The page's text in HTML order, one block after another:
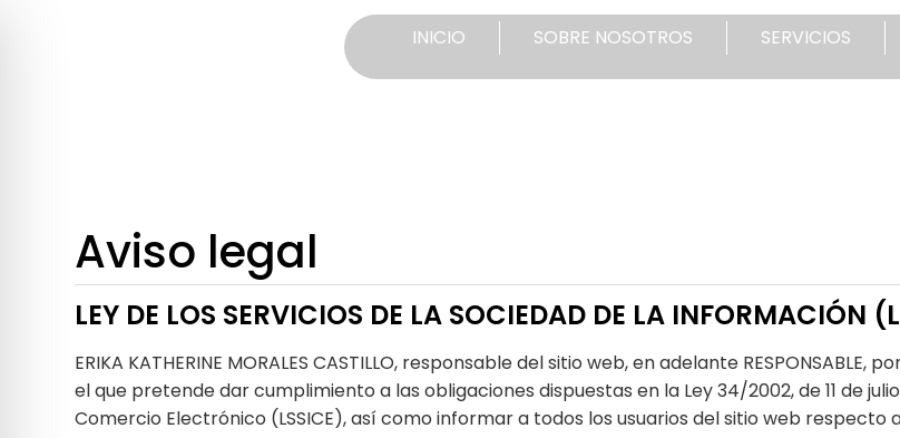
INICIO SOBRE NOSOTROS SERVICIOS
Aviso legal
LEY DE LOS SERVICIOS DE LA SOCIEDAD DE LA INFORMACIÓN
ERIKA KATHERINE MORALES CASTILLO, responsable del sitio web, en adelante
el que pretende dar cumplimiento a las obligaciones dispuestas en la Ley 34/2002, de 11 de
Comercio Electrónico (LSSICE), así como informar a todos los usuarios del sitio web respecto